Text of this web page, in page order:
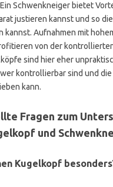
Schwenkneiger bietet
justieren kannst und so die
kannst. Aufnahmen mit
von der
sind hier eher
kontrollierbar sind und die
kann.
Fragen zum
und
Kugelkopf